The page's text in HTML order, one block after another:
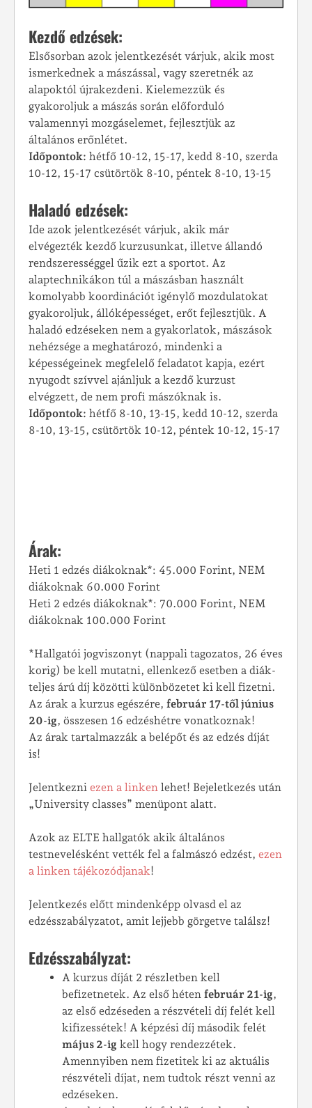
Kezdő edzések:
Elsősorban azok jelentkezését várjuk, akik most
ismerkednek a mászással, vagy szeretnék az
alapoktól újrakezdeni. Kielemezzük és
gyakoroljuk a mászás során előforduló
valamennyi mozgáselemet, fejlesztjük az
általános erőnlétet.
Időpontok: hétfő 10-12, 15-17, kedd 8-10, szerda
10-12, 15-17 csütörtök 8-10, péntek 8-10, 13-15
Haladó edzések:
Ide azok jelentkezését várjuk, akik már
elvégezték kezdő kurzusunkat, illetve állandó
rendszerességgel űzik ezt a sportot. Az
alaptechnikákon túl a mászásban használt
komolyabb koordinációt igénylő mozdulatokat
gyakoroljuk, állóképességet, erőt fejlesztjük. A
haladó edzéseken nem a gyakorlatok, mászások
nehézsége a meghatározó, mindenki a
képességeinek megfelelő feladatot kapja, ezért
nyugodt szívvel ajánljuk a kezdő kurzust
elvégzett, de nem profi mászóknak is.
Időpontok: hétfő 8-10, 13-15, kedd 10-12, szerda
8-10, 13-15, csütörtök 10-12, péntek 10-12, 15-17
Árak:
Heti 1 edzés diákoknak*: 45.000 Forint, NEM
diákoknak 60.000 Forint
Heti 2 edzés diákoknak*: 70.000 Forint, NEM
diákoknak 100.000 Forint
*Hallgatói jogviszonyt (nappali tagozatos, 26 éves
korig) be kell mutatni, ellenkező esetben a diák-
teljes árú díj közötti különbözetet ki kell fizetni.
Az árak a kurzus egészére, február 17-től június
20-ig, összesen 16 edzéshétre vonatkoznak!
Az árak tartalmazzák a belépőt és az edzés díját
is!
Jelentkezni ezen a linken lehet! Bejeletkezés után
„University classes” menüpont alatt.
Azok az ELTE hallgatók akik általános
testnevelésként vették fel a falmászó edzést, ezen
a linken tájékozódjanak!
Jelentkezés előtt mindenképp olvasd el az
edzésszabályzatot, amit lejjebb görgetve találsz!
Edzésszabályzat:
A kurzus díját 2 részletben kell
befizetnetek. Az első héten február 21-ig,
az első edzéseden a részvételi díj felét kell
kifizessétek! A képzési díj második felét
május 2-ig kell hogy rendezzétek.
Amennyiben nem fizetitek ki az aktuális
részvételi díjat, nem tudtok részt venni az
edzéseken.